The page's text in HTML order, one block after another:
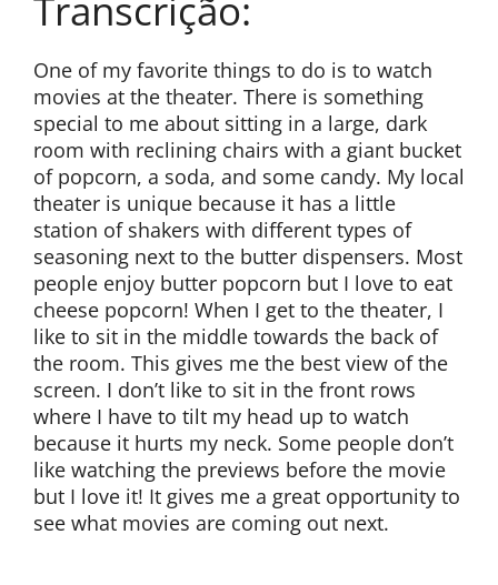
Transcrição:
One of my favorite things to do is to watch
movies at the theater. There is something
special to me about sitting in a large, dark
room with reclining chairs with a giant bucket
of popcorn, a soda, and some candy. My local
theater is unique because it has a little
station of shakers with different types of
seasoning next to the butter dispensers. Most
people enjoy butter popcorn but I love to eat
cheese popcorn! When I get to the theater, I
like to sit in the middle towards the back of
the room. This gives me the best view of the
screen. I don’t like to sit in the front rows
where I have to tilt my head up to watch
because it hurts my neck. Some people don’t
like watching the previews before the movie
but I love it! It gives me a great opportunity to
see what movies are coming out next.